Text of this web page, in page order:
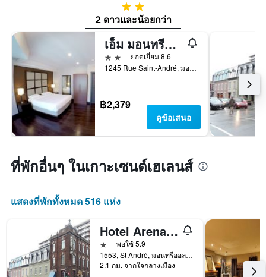
2 ดาว
2 ดาวและน้อยกว่า
เอ็ม มอนทรีออล - โฮสเทล
2 ดาว
ยอดเยี่ยม 8.6
1245 Rue Saint-André, มอนทรีออล, QC, แคนาดา
฿2,379
ดูข้อเสนอ
ที่พักอื่นๆ ในเกาะเซนต์เฮเลนส์
แสดงที่พักทั้งหมด 516 แห่ง
Hotel Arena Palace Montreal
1 ดาวพอใช้ 5.9
1553, St André, มอนทรีออล, QC, แคนาดา
2.1 กม. จากใจกลางเมือง